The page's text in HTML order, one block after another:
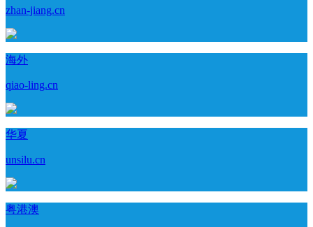
zhan-jiang.cn
海外
qiao-ling.cn
华夏
unsilu.cn
粤港澳